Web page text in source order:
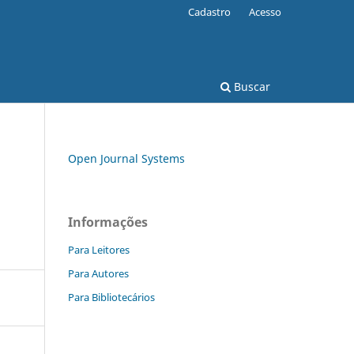
Buscar
Cadastro Acesso
Open Journal Systems
Informações
Para Leitores
Para Autores
Para Bibliotecários